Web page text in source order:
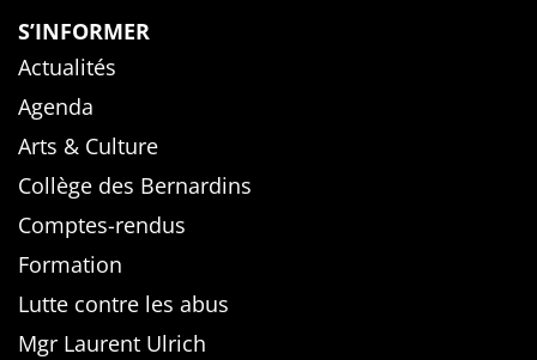
S’INFORMER
Actualités
Agenda
Arts & Culture
Collège des Bernardins
Comptes-rendus
Formation
Lutte contre les abus
Mgr Laurent Ulrich